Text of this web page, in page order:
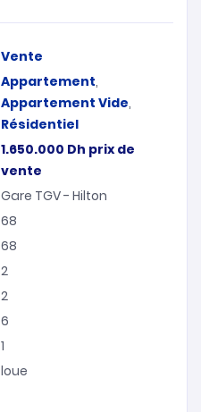
Vente
Appartement,
Appartement Vide,
Résidentiel
1.650.000 Dh prix de
vente
Gare TGV - Hilton
68
68
2
2
6
1
loue